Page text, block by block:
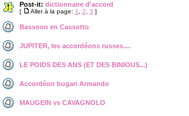
Post-it: dictionnaire d'accord
[ Aller à la page: 1 2 3 ]
Bassoon en Cassotto
JUPITER, les accordéons russes....
LE POIDS DES ANS (ET DES BINIOUS...)
Accordéon bugari Armando
MAUGEIN vs CAVAGNOLO